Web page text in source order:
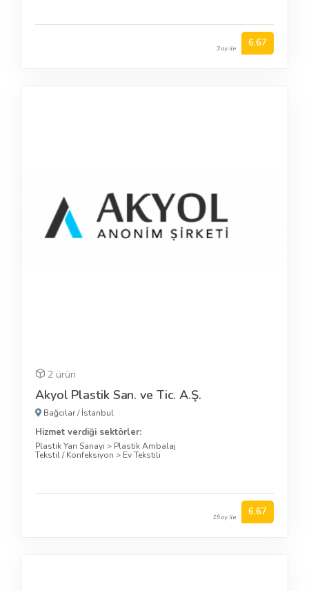
3 oy ile 6.67
2 ürün
Akyol Plastik San. ve Tic. A.Ş.
Bağcılar/İstanbul
Hizmet verdiği sektörler:
Plastik Yan Sanayi > Plastik Ambalaj
Tekstil / Konfeksiyon > Ev Tekstili
15 oy ile 6.67